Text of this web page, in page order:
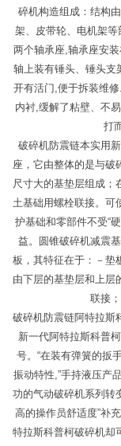
碎机构造组成：结构
架、皮带轮、电机架
两个轴承座,轴承座安
轴上装有锤头、锤头支
开有活门,便于拆装维
内衬,缓解了粘壁、不
打
破碎机防震链本实用
座，它由整体的是与破
尺寸大的基垫层组成；
土基础用螺栓联接。可
护基础和零部件不受“
益。圆锥破碎机减震
板，其特征在于：－垫
由下层的基垫层和上层
联接
破碎机防震链阿特拉斯
新一代阿特拉斯科普
号。“在装有弹簧的扳
振动特性,”手持液压产
功的气动破碎机系列转
高的操作员舒适度”补
特拉斯科普柯破碎机却